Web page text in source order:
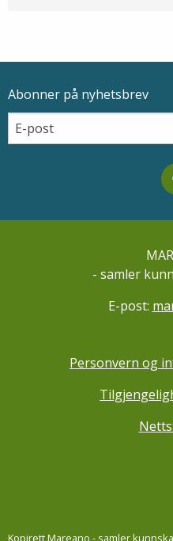
Epostadresse
Abonner på nyhetsbrev
Email
- samler
E-post:
Personvern og
Kopirett Mareano - samler